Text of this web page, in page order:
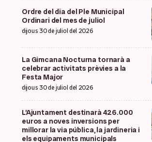
Ordre del dia del Ple Municipal
Ordinari del mes de juliol
dijous 30 de juliol del 2026
La Gimcana Nocturna tornarà a
celebrar activitats prèvies a la
Festa Major
dijous 30 de juliol del 2026
L’Ajuntament destinarà 426.000
euros a noves inversions per
millorar la via pública, la jardineria i
els equipaments municipals